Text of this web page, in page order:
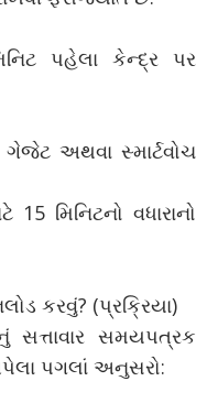
પહેલા કેન્દ્ર પર
અથવા સ્માર્ટવોચ
મિનિટનો વધારાનો
કરવું? (પ્રક્રિયા)
સત્તાવાર સમયપત્રક
પગલાં અનુસરો: